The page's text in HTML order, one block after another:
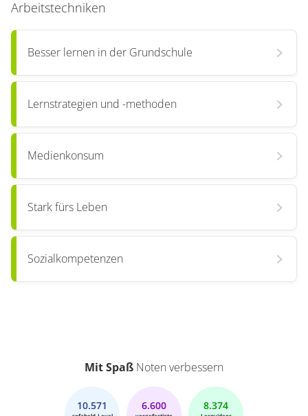
Arbeitstechniken
Besser lernen in der Grundschule
Lernstrategien und -methoden
Medienkonsum
Stark fürs Leben
Sozialkompetenzen
Mit Spaß Noten verbessern
10.571 6.600 8.374